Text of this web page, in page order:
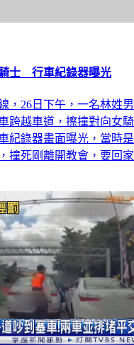
士 行車紀錄器曝光
，26日下午，一名林姓
跨越車道，擦撞對向女
紀錄器畫面曝光，當時
撞死剛離開教會，要回家